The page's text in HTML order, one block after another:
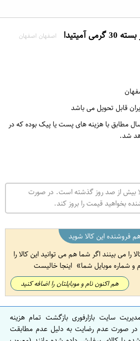
اصفهان اصفهان
قابل تحویل می باشد
مطابق با هزینه های پست یا پیک بوده که در
شد.
بیش از صد روز گذشته است. در صورت
بخواهید قیمت را بروز کند.
فروشنده این کالا شوید
را می بینند اگر شما هم می توانید این کالا را
و شماره موبایل شما اینجا خالیست
هم اکنون نام و موبایلتان را اضافه کنید
سایت بازارفوری بازگشت تمام هزینه
در صورت عدم رضایت به دلیل عدم مطابقت